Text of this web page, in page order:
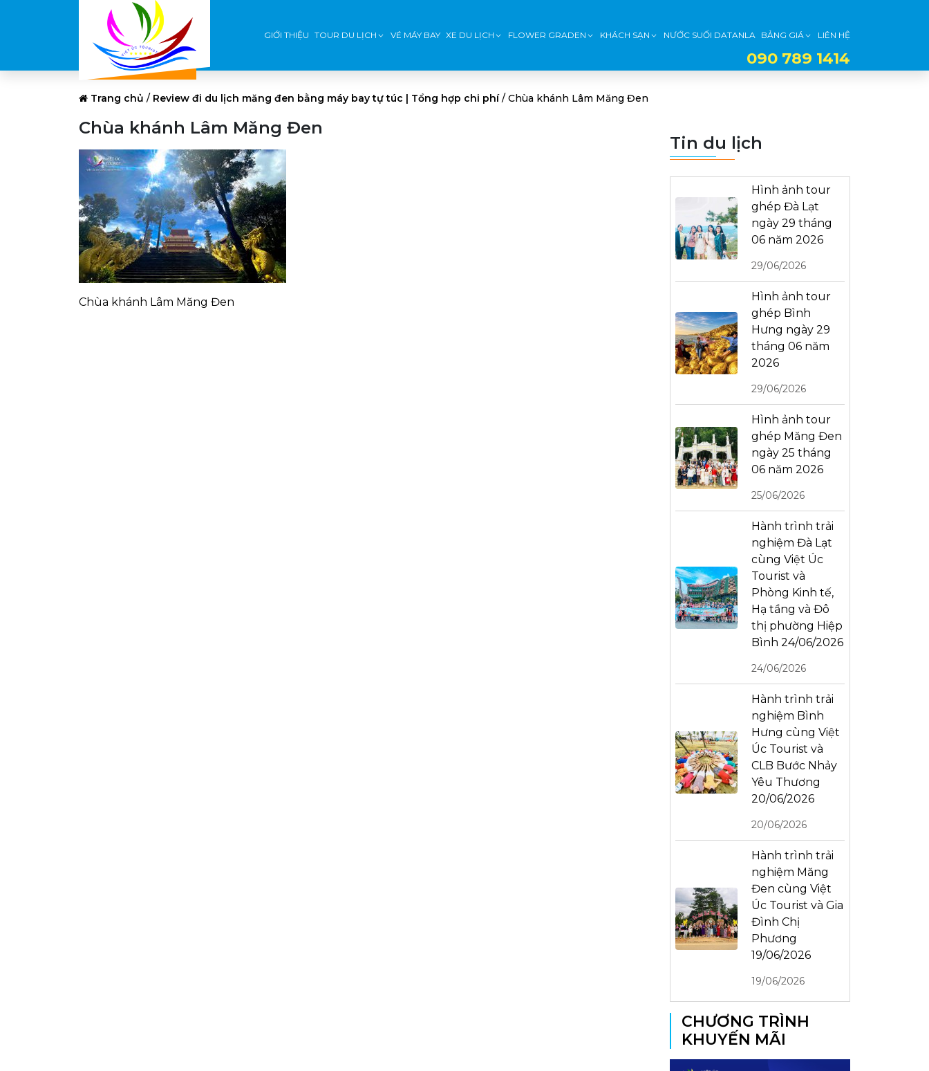
GIỚI THIỆU TOUR DU LỊCH VÉ MÁY BAY XE DU LỊCH FLOWER GRADEN KHÁCH SẠN NƯỚC SUỐI DATANLA BẢNG GIÁ LIÊN HỆ
090 789 1414
Trang chủ / Review đi du lịch măng đen bằng máy bay tự túc | Tổng hợp chi phí/ Chùa khánh Lâm Măng Đen
Chùa khánh Lâm Măng Đen
Chùa khánh Lâm Măng Đen
Tin du lịch
Hình ảnh tour
ghép Đà Lạt
ngày 29 tháng
06 năm 2026
29/06/2026
Hình ảnh tour
ghép Bình
Hưng ngày 29
tháng 06 năm
2026
29/06/2026
Hình ảnh tour
ghép Măng Đen
ngày 25 tháng
06 năm 2026
25/06/2026
Hành trình trải
nghiệm Đà Lạt
cùng Việt Úc
Tourist và
Phòng Kinh tế,
Hạ tầng và Đô
thị phường Hiệp
Bình 24/06/2026
24/06/2026
Hành trình trải
nghiệm Bình
Hưng cùng Việt
Úc Tourist và
CLB Bước Nhảy
Yêu Thương
20/06/2026
20/06/2026
Hành trình trải
nghiệm Măng
Đen cùng Việt
Úc Tourist và Gia
Đình Chị
Phương
19/06/2026
19/06/2026
CHƯƠNG TRÌNH
KHUYẾN MÃI